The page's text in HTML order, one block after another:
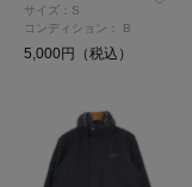
サイズ：S
コンディション： B
5,000円（税込）